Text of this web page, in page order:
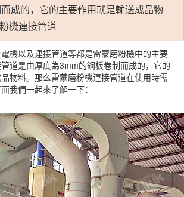
成的，它的主要作用就是輸送成品物
機連接管道
機以及連接管道等都是雷蒙磨粉機中的主要
道是由厚度為3mm的鋼板卷制而成的，它的
物料。那么雷蒙磨粉機連接管道在使用時需
我們一起來了解一下：